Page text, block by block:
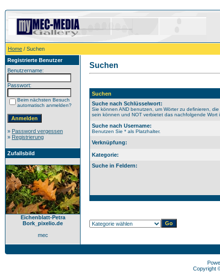
Home / Suchen
Registrierte Benutzer
Benutzername:
Passwort:
Beim nächsten Besuch
automatisch anmelden?
» Password vergessen
» Registrierung
Zufallsbild
Eichenblatt-Petra
Bork_pixelio.de
mec
Suchen
Suchen
Suche nach Schlüsselwort:
Sie können AND benutzen, um Wörter zu definieren,
sein können und NOT verbietet das nachfolgende Wort
Suche nach Username:
Benutzen Sie * als Platzhalter.
Verknüpfung:
Kategorie:
Suche in Feldern:
Copyright